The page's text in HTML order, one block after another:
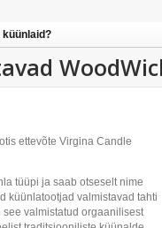
küünlaid?
ettevõte Virgina Candle
tüüpi ja saab otseselt nime
küünlatootjad valmistavad tahti
valmistatud orgaanilisest